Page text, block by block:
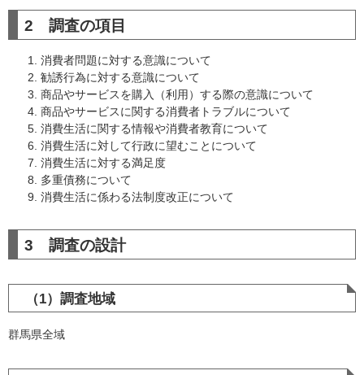
2 調査の項目
消費者問題に対する意識について
勧誘行為に対する意識について
商品やサービスを購入（利用）する際の意識について
商品やサービスに関する消費者トラブルについて
消費生活に関する情報や消費者教育について
消費生活に対して行政に望むことについて
消費生活に対する満足度
多重債務について
消費生活に係わる法制度改正について
3 調査の設計
（1）調査地域
群馬県全域